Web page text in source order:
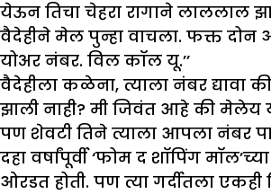
येऊन तिचा चेहरा रागाने लाललाल
वैदेहीने मेल पुन्हा वाचला. फक्त दोन
योअर नंबर. विल कॉल यू.’’
वैदेहीला कळेना, त्याला नंबर द्यावा
झाली नाही? मी जिवंत आहे की मेलेय
पण शेवटी तिने त्याला आपला नंबर
दहा वर्षांपूर्वी ‘फोम द शॉपिंग
ओरडत होती. पण त्या गर्दीतला